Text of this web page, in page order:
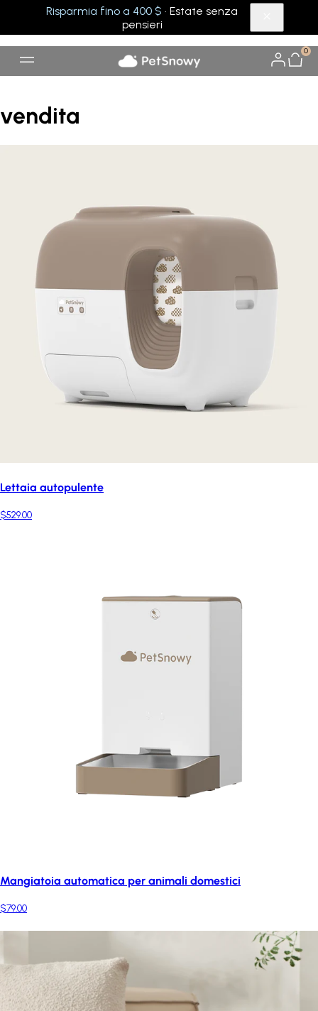
Risparmia fino a 400 $ · Estate senza
pensieri
0
vendita
Lettaia autopulente
$529.00
Mangiatoia automatica per animali domestici
$79.00